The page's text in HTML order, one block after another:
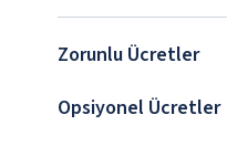
Zorunlu Ücretler
Opsiyonel Ücretler